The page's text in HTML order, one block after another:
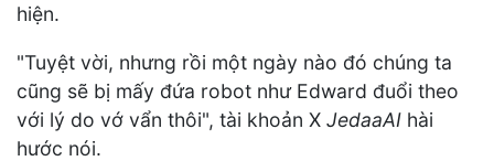
hiện.
"Tuyệt vời, nhưng rồi một ngày nào đó chúng ta
cũng sẽ bị mấy đứa robot như Edward đuổi theo
với lý do vớ vẩn thôi", tài khoản X JedaaAI hài
hước nói.